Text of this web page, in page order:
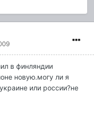
в финляндии
новую.могу ли я
или россии?не